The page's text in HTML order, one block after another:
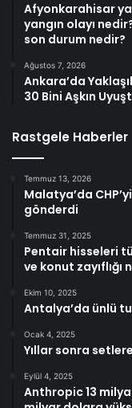
Afyonkarahisar
yangın olayı
son durum nedir?
Ağustos 7, 2026
Ankara’da
30 Bini Aşkın
Rastgele Haberler
Temmuz 13, 2026
Malatya’da
gönderdi
Temmuz 31, 2025
Pentair hisseleri
ve konut
Ekim 10, 2025
Antalya’da ünlü
Ocak 4, 2025
Yıllar sonra
Eylül 4, 2025
Anthropic 13